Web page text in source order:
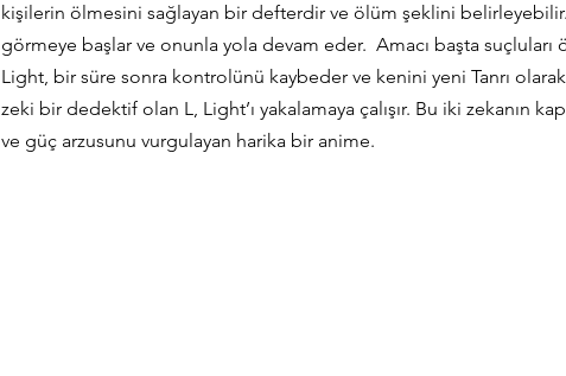
kişilerin ölmesini sağlayan bir defterdir ve ölüm şeklini
görmeye başlar ve onunla yola devam eder.  Amacı başta
Light, bir süre sonra kontrolünü kaybeder ve kenini yeni Tanrı
zeki bir dedektif olan L, Light’ı yakalamaya çalışır. Bu iki zekanın
ve güç arzusunu vurgulayan harika bir anime.